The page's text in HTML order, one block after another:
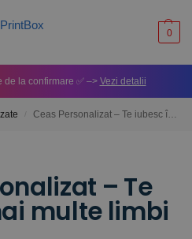
0
la confirmare ✅ –> Vezi detalii
Ceas Personalizat – Te iubesc în mai multe limbi
– Te
multe limbi